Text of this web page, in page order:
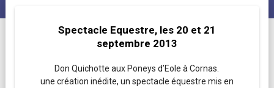
Spectacle Equestre, les 20 et 21
septembre 2013
Don Quichotte aux Poneys d’Eole à Cornas.
une création inédite, un spectacle équestre mis en